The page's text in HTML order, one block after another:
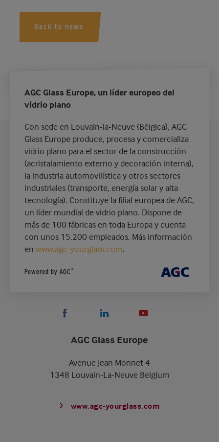
Back to news
AGC Glass Europe, un líder europeo del
vidrio plano
Con sede en Louvain-la-Neuve (Bélgica), AGC
Glass Europe produce, procesa y comercializa
vidrio plano para el sector de la construcción
(acristalamiento externo y decoración interna),
la industria automovilística y otros sectores
industriales (transporte, energía solar y alta
tecnología). Constituye la filial europea de AGC,
un líder mundial de vidrio plano. Dispone de
más de 100 fábricas en toda Europa y cuenta
con unos 15.200 empleados. Más información
en www.agc-yourglass.com.
Powered by AGC®
AGC Glass Europe
Avenue Jean Monnet 4
1348 Louvain-La-Neuve Belgium
www.agc-yourglass.com